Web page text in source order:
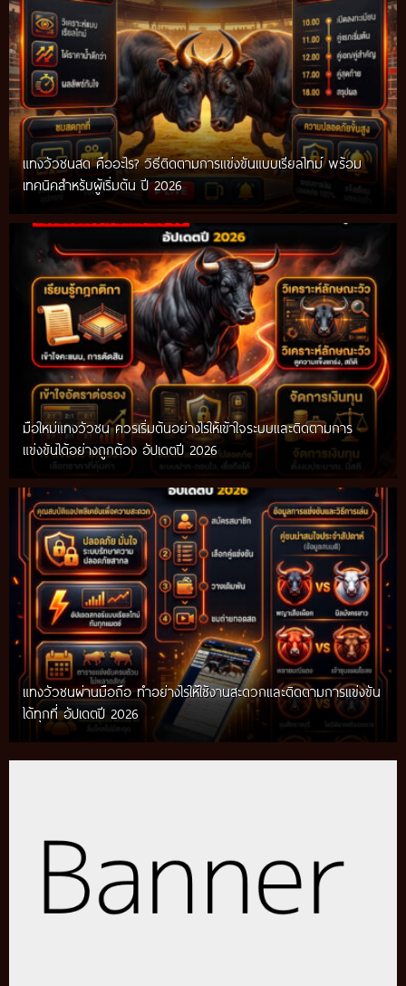
แทงวัวชนสด คืออะไร? วิธีติดตามการแข่งขันแบบเรียลไทม์ พร้อม
เทคนิคสำหรับผู้เริ่มต้น ปี 2026
มือใหม่แทงวัวชน ควรเริ่มต้นอย่างไรให้เข้าใจระบบและติดตามการ
แข่งขันได้อย่างถูกต้อง อัปเดตปี 2026
แทงวัวชนผ่านมือถือ ทำอย่างไรให้ใช้งานสะดวกและติดตามการแข่งขัน
ได้ทุกที่ อัปเดตปี 2026